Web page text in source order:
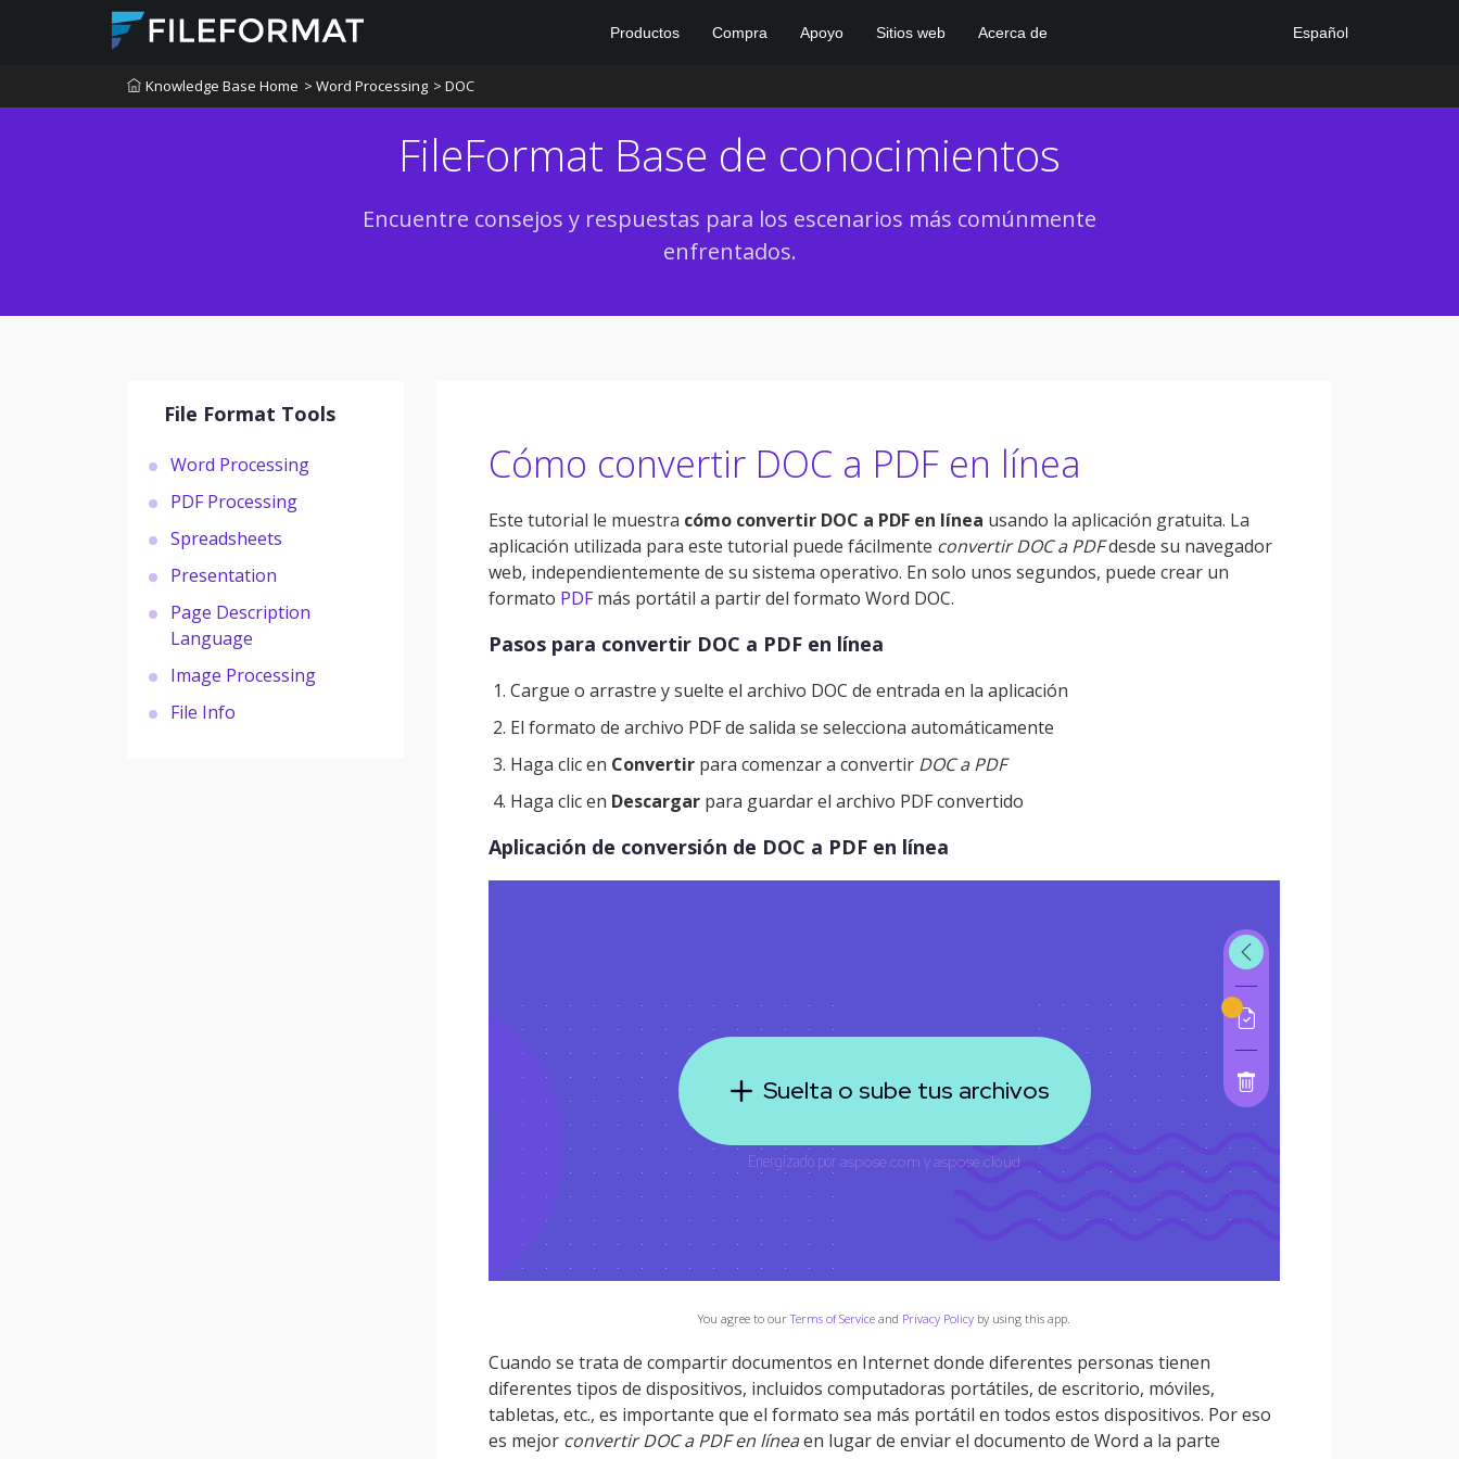
Productos Compra Apoyo Sitios web Acerca de Español
Knowledge Base Home > Word Processing > DOC
FileFormat Base de conocimientos
Encuentre consejos y respuestas para los escenarios más comúnmente
enfrentados.
File Format Tools
Word Processing
PDF Processing
Spreadsheets
Presentation
Page Description
Language
Image Processing
File Info
Cómo convertir DOC a PDF en línea
Este tutorial le muestra cómo convertir DOC a PDF en línea usando la aplicación gratuita. La
aplicación utilizada para este tutorial puede fácilmente convertir DOC a PDFdesde su navegador
web, independientemente de su sistema operativo. En solo unos segundos, puede crear un
formato PDFmás portátil a partir del formato Word DOC.
Pasos para convertir DOC a PDF en línea
Cargue o arrastre y suelte el archivo DOC de entrada en la aplicación
El formato de archivo PDF de salida se selecciona automáticamente
Haga clic en Convertir para comenzar a convertir DOC a PDF
Haga clic en Descargar para guardar el archivo PDF convertido
Aplicación de conversión de DOC a PDF en línea
You agree to ourTerms of Service and Privacy Policy by using this app.
Cuando se trata de compartir documentos en Internet donde diferentes personas tienen
diferentes tipos de dispositivos, incluidos computadoras portátiles, de escritorio, móviles,
tabletas, etc., es importante que el formato sea más portátil en todos estos dispositivos. Por eso
es mejor convertir DOC a PDF en líneaen lugar de enviar el documento de Word a la parte